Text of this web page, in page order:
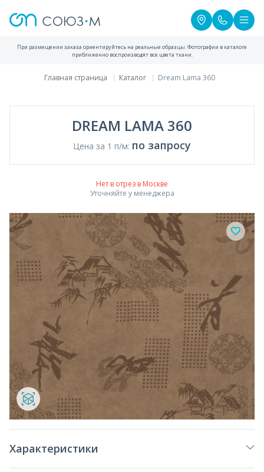
При размещении заказа ориентируйтесь на реальные образцы. Фотографии в каталоге
приближенно воспроизводят все цвета ткани.
Главная страница Каталог Dream Lama 360
DREAM LAMA 360
Цена за 1 п/м: по запросу
Нет в отрез в Москве
Уточняйте у менеджера
Характеристики